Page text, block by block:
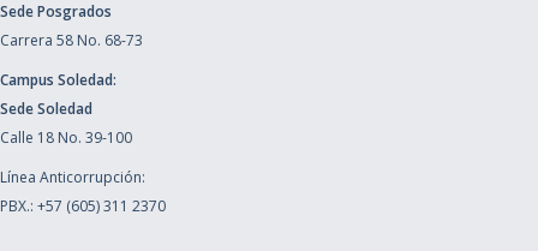
Sede Posgrados
Carrera 58 No. 68-73
Campus Soledad:
Sede Soledad
Calle 18 No. 39-100
Línea Anticorrupción:
PBX.: +57 (605) 311 2370